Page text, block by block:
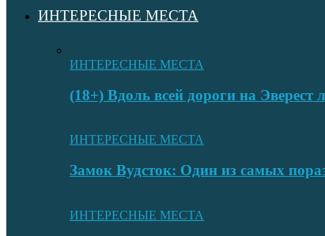
ИНТЕРЕСНЫЕ МЕСТА
ИНТЕРЕСНЫЕ МЕСТА
(18+) Вдоль всей дороги на Эверест
ИНТЕРЕСНЫЕ МЕСТА
Замок Вудсток: Один из самых
ИНТЕРЕСНЫЕ МЕСТА